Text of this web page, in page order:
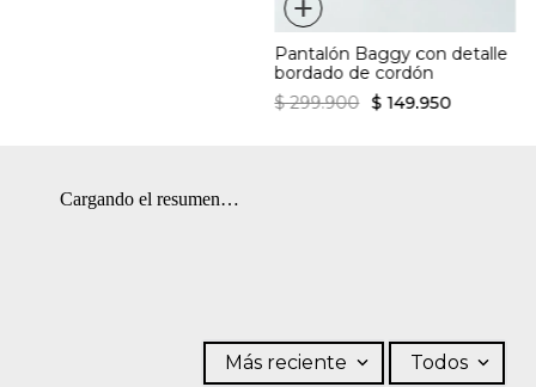
Pantalón Baggy con detalle
bordado de cordón
$ 299.900 $ 149.950
Cargando el resumen…
Más reciente Todos